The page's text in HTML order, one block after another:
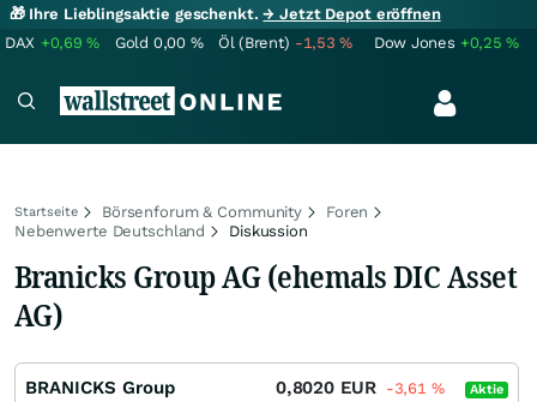
🎁 Ihre Lieblingsaktie geschenkt.→ Jetzt Depot eröffnen
DAX +0,69% Gold 0,00 % Öl (Brent) -1,53% Dow Jones +0,25%
Startseite Börsenforum & Community
Foren
Nebenwerte Deutschland
Diskussion
Branicks Group AG (ehemals DIC Asset
AG)
BRANICKS Group 0,8020 EUR -3,61 % Aktie